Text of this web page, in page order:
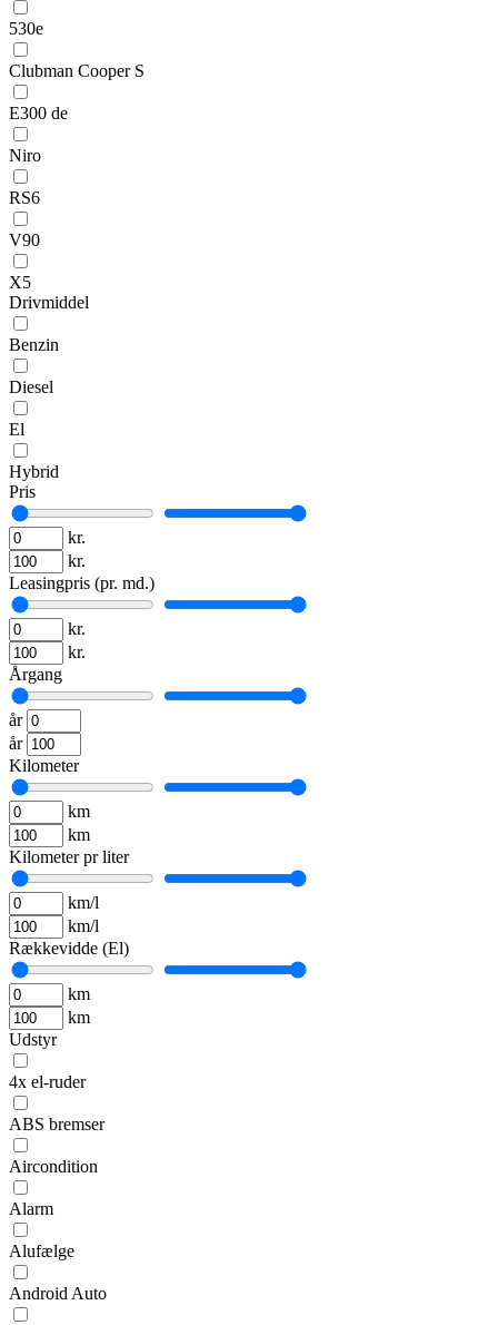
530e
Clubman Cooper S
E300 de
Niro
RS6
V90
X5
Drivmiddel
Benzin
Diesel
El
Hybrid
Pris
kr.
kr.
Leasingpris (pr. md.)
kr.
kr.
Årgang
år
år
Kilometer
km
km
Kilometer pr liter
km/l
km/l
Rækkevidde (El)
km
km
Udstyr
4x el-ruder
ABS bremser
Aircondition
Alarm
Alufælge
Android Auto